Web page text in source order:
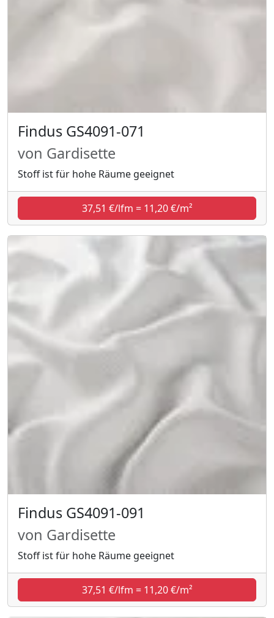
Findus GS4091-071
von Gardisette
Stoff ist für hohe Räume geeignet
37,51 €/lfm = 11,20 €/m²
Findus GS4091-091
von Gardisette
Stoff ist für hohe Räume geeignet
37,51 €/lfm = 11,20 €/m²